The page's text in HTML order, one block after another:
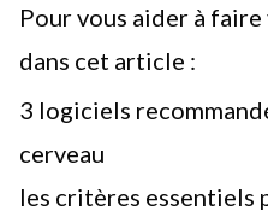
Pour vous aider à
dans cet article :
3 logiciels
cerveau
les critères essentiels